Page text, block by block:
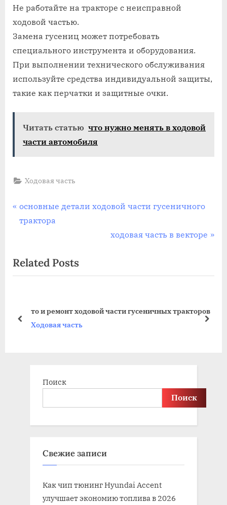
Не работайте на тракторе с неисправной
ходовой частью.
Замена гусениц может потребовать
специального инструмента и оборудования.
При выполнении технического обслуживания
используйте средства индивидуальной защиты,
такие как перчатки и защитные очки.
Читать статью что нужно менять в ходовой
части автомобиля
Ходовая часть
Навигация
по
P
r
i
o
P
основные детали ходовой части гусеничного
трактора
N
t
ходовая часть в векторе
Related Posts
то и ремонт ходовой части гусеничных тракторов
Ходовая часть
prev next
Поиск
Поиск
Свежие записи
Как чип тюнинг Hyundai Accent
улучшает экономию топлива в 2026